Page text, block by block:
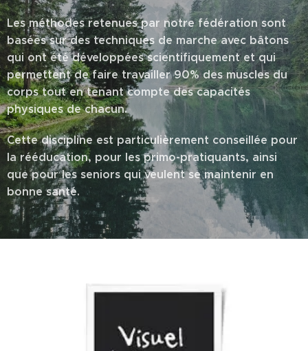
Les méthodes retenues par notre fédération sont
basées sur des techniques de marche avec bâtons
qui ont été développées scientifiquement et qui
permettent de faire travailler 90% des muscles du
corps tout en tenant compte des capacités
physiques de chacun.
Cette discipline est particulièrement conseillée pour
la rééducation, pour les primo-pratiquants, ainsi
que pour les seniors qui veulent se maintenir en
bonne santé.